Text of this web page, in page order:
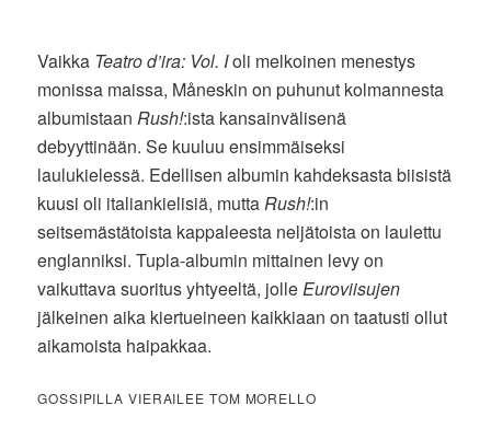
Vaikka Teatro d’ira: Vol. Ioli melkoinen menestys
monissa maissa, Måneskin on puhunut kolmannesta
albumistaan Rush!:ista kansainvälisenä
debyyttinään. Se kuuluu ensimmäiseksi
laulukielessä. Edellisen albumin kahdeksasta biisistä
kuusi oli italiankielisiä, mutta Rush!:in
seitsemästätoista kappaleesta neljätoista on laulettu
englanniksi. Tupla-albumin mittainen levy on
vaikuttava suoritus yhtyeeltä, jolle Euroviisujen
jälkeinen aika kiertueineen kaikkiaan on taatusti ollut
aikamoista haipakkaa.
GOSSIPILLA VIERAILEE TOM MORELLO